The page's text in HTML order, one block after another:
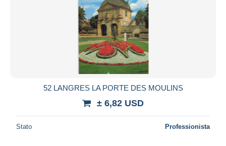
Aggiorna
52 LANGRES LA PORTE DES MOULINS
± 6,82 USD
Stato Professionista